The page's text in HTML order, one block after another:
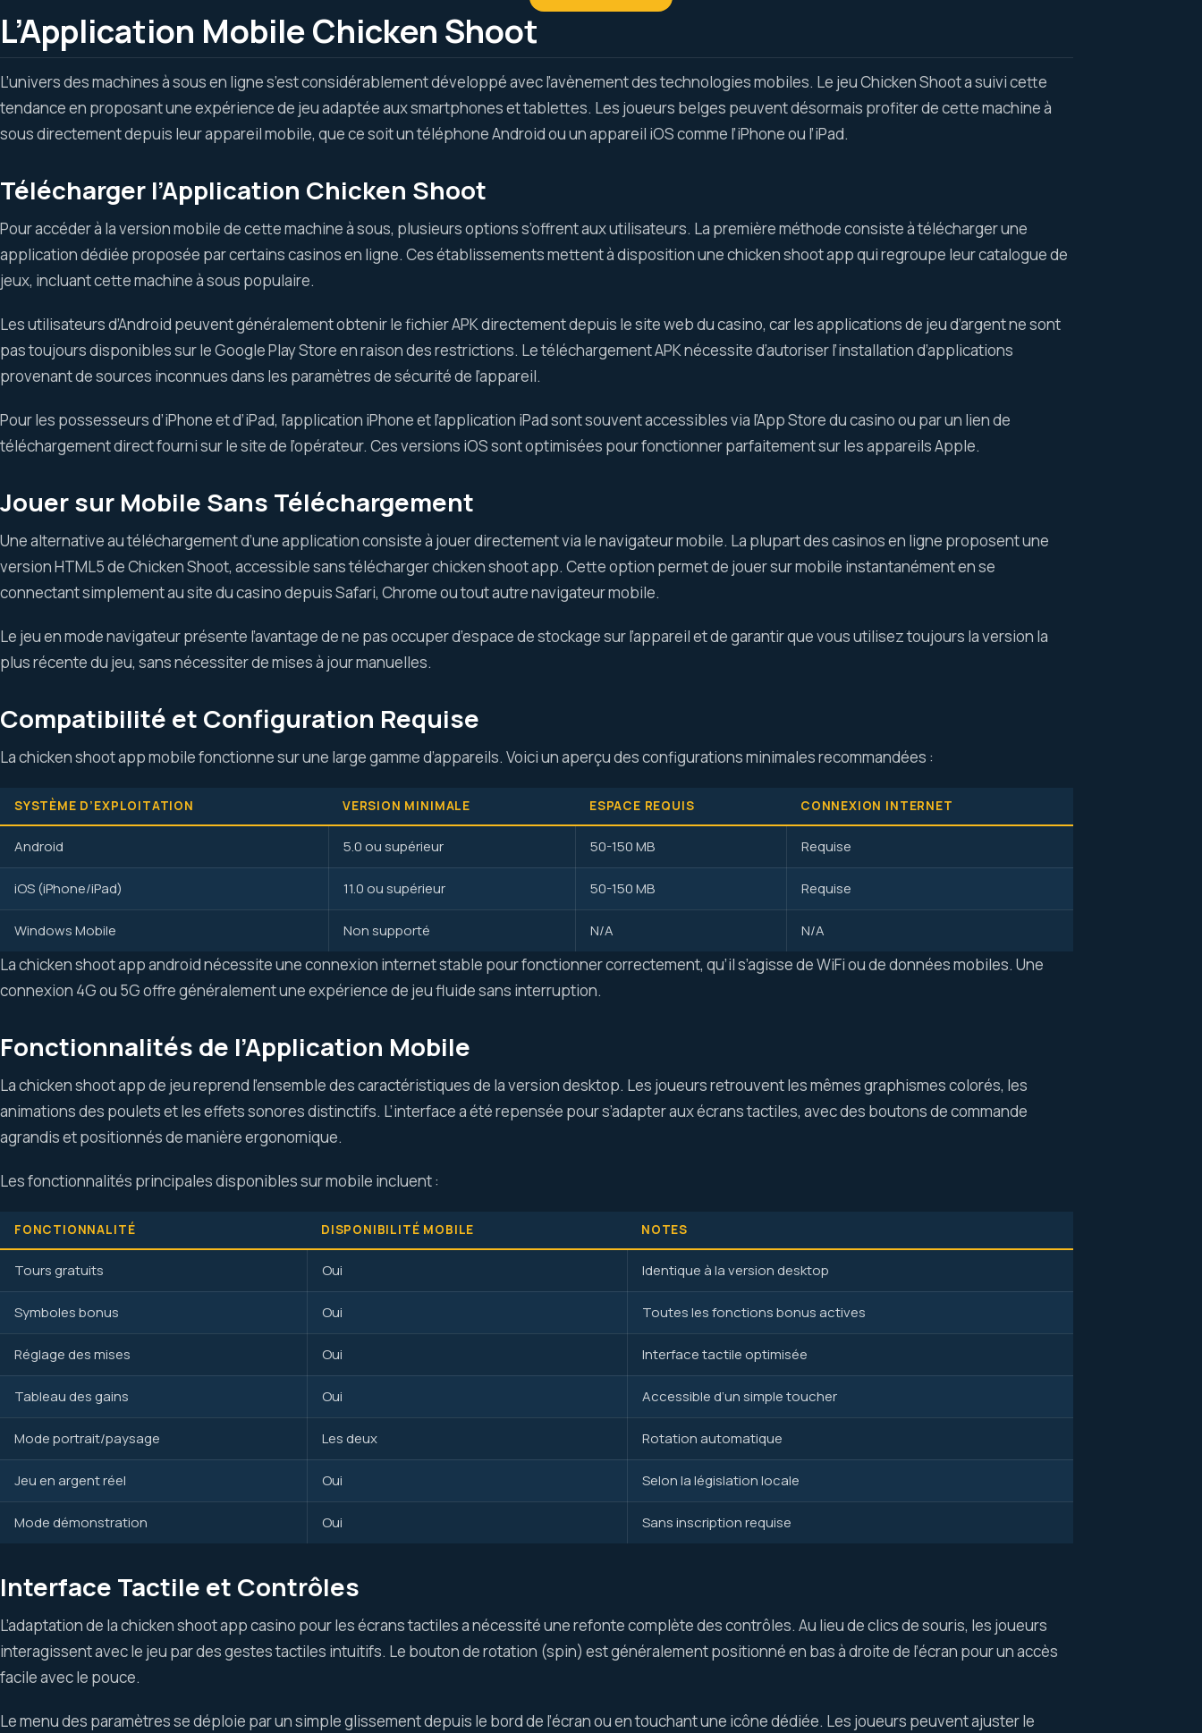
L’Application Mobile Chicken Shoot
L’univers des machines à sous en ligne s’est considérablement développé avec l’avènement des technologies mobiles. Le jeu Chicken Shoot a suivi cette
tendance en proposant une expérience de jeu adaptée aux smartphones et tablettes. Les joueurs belges peuvent désormais profiter de cette machine à
sous directement depuis leur appareil mobile, que ce soit un téléphone Android ou un appareil iOS comme l’iPhone ou l’iPad.
Télécharger l’Application Chicken Shoot
Pour accéder à la version mobile de cette machine à sous, plusieurs options s’offrent aux utilisateurs. La première méthode consiste à télécharger une
application dédiée proposée par certains casinos en ligne. Ces établissements mettent à disposition une chicken shoot app qui regroupe leur catalogue de
jeux, incluant cette machine à sous populaire.
Les utilisateurs d’Android peuvent généralement obtenir le fichier APK directement depuis le site web du casino, car les applications de jeu d’argent ne sont
pas toujours disponibles sur le Google Play Store en raison des restrictions. Le téléchargement APK nécessite d’autoriser l’installation d’applications
provenant de sources inconnues dans les paramètres de sécurité de l’appareil.
Pour les possesseurs d’iPhone et d’iPad, l’application iPhone et l’application iPad sont souvent accessibles via l’App Store du casino ou par un lien de
téléchargement direct fourni sur le site de l’opérateur. Ces versions iOS sont optimisées pour fonctionner parfaitement sur les appareils Apple.
Jouer sur Mobile Sans Téléchargement
Une alternative au téléchargement d’une application consiste à jouer directement via le navigateur mobile. La plupart des casinos en ligne proposent une
version HTML5 de Chicken Shoot, accessible sans télécharger chicken shoot app. Cette option permet de jouer sur mobile instantanément en se
connectant simplement au site du casino depuis Safari, Chrome ou tout autre navigateur mobile.
Le jeu en mode navigateur présente l’avantage de ne pas occuper d’espace de stockage sur l’appareil et de garantir que vous utilisez toujours la version la
plus récente du jeu, sans nécessiter de mises à jour manuelles.
Compatibilité et Configuration Requise
La chicken shoot app mobile fonctionne sur une large gamme d’appareils. Voici un aperçu des configurations minimales recommandées :
SYSTÈME D’EXPLOITATION VERSION MINIMALE ESPACE REQUIS CONNEXION INTERNET
Android 5.0 ou supérieur 50-150 MB Requise
iOS (iPhone/iPad) 11.0 ou supérieur 50-150 MB Requise
Windows Mobile Non supporté N/A N/A
La chicken shoot app android nécessite une connexion internet stable pour fonctionner correctement, qu’il s’agisse de WiFi ou de données mobiles. Une
connexion 4G ou 5G offre généralement une expérience de jeu fluide sans interruption.
Fonctionnalités de l’Application Mobile
La chicken shoot app de jeu reprend l’ensemble des caractéristiques de la version desktop. Les joueurs retrouvent les mêmes graphismes colorés, les
animations des poulets et les effets sonores distinctifs. L’interface a été repensée pour s’adapter aux écrans tactiles, avec des boutons de commande
agrandis et positionnés de manière ergonomique.
Les fonctionnalités principales disponibles sur mobile incluent :
FONCTIONNALITÉ DISPONIBILITÉ MOBILE NOTES
Tours gratuits Oui Identique à la version desktop
Symboles bonus Oui Toutes les fonctions bonus actives
Réglage des mises Oui Interface tactile optimisée
Tableau des gains Oui Accessible d’un simple toucher
Mode portrait/paysage Les deux Rotation automatique
Jeu en argent réel Oui Selon la législation locale
Mode démonstration Oui Sans inscription requise
Interface Tactile et Contrôles
L’adaptation de la chicken shoot app casino pour les écrans tactiles a nécessité une refonte complète des contrôles. Au lieu de clics de souris, les joueurs
interagissent avec le jeu par des gestes tactiles intuitifs. Le bouton de rotation (spin) est généralement positionné en bas à droite de l’écran pour un accès
facile avec le pouce.
Le menu des paramètres se déploie par un simple glissement depuis le bord de l’écran ou en touchant une icône dédiée. Les joueurs peuvent ajuster le